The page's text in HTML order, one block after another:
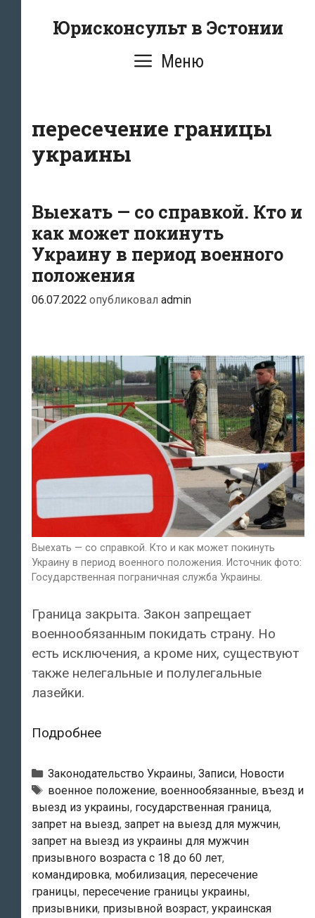
Юрисконсульт в Эстонии
Меню
пересечение границы
украины
Выехать — со справкой. Кто и
как может покинуть
Украину в период военного
положения
06.07.2022 опубликовал admin
Выехать — со справкой. Кто и как может покинуть
Украину в период военного положения. Источник фото:
Государственная пограничная служба Украины.
Граница закрыта. Закон запрещает
военнообязанным покидать страну. Но
есть исключения, а кроме них, существуют
также нелегальные и полулегальные
лазейки.
ПодробнееВыехать
со
справкой.
Кто
и
как
может
покинуть
Украину
Рубрики
Законодательство Украины, Записи, Новости
Тэги
военное положение, военнообязанные, въезд и
выезд из украины, государственная граница,
запрет на выезд, запрет на выезд для мужчин,
запрет на выезд из украины для мужчин
призывного возраста с 18 до 60 лет,
командировка, мобилизация, пересечение
границы, пересечение границы украины,
призывники, призывной возраст, украинская